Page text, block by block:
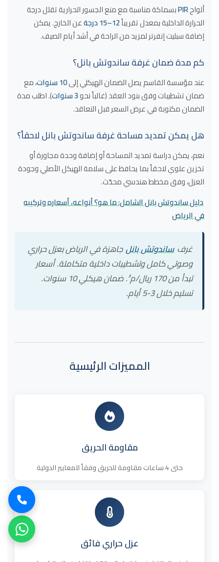
ألواحPIRبسماكة مناسبة مع منع الجسور الحرارية تقلل درجة
الحرارة الداخلية بمعدل تقريباً12–15 درجة
عن الخارج. يمكن
إضافة سبليت إنفرتر لمزيد من الراحة في أشد أيام الصيف.
كم مدة ضمان غرفة ساندوتش بانل؟
عند مؤسسة القاسم يصل الضمان الهيكلي إلى10 سنوات
، مع
ضمان تشطيبات وفق بنود العقد (غالباً نحو3 سنوات
). اطلب مدة
الضمان مكتوبة في عرض السعر قبل التعاقد.
هل يمكن تمديد مساحة غرفة ساندوتش بانل لاحقاً؟
نعم، يمكن دراسة تمديد المساحة أو إضافة وحدة مجاورة أو
تخزين علوي لاحقاً بما يحافظ على سلامة الهيكل الأصلي وجودة
العزل، وفق مخطط هندسي محدّث.
دليل ساندوتش بانل الشامل: ما هو؟ أنواعه، أسعاره وتركيبه
في الرياض
غرف ساندوتش بانلجاهزة في الرياض بعزل حراري
وصوتي كامل وتشطيبات داخلية متكاملة. أسعار
تبدأ من 170 ريال/م². ضمان هيكلي 10 سنوات.
تسليم خلال 3-5 أيام.
المميزات الرئيسية
مقاومة الحريق
حتى 4 ساعات مقاومة للحريق وفقاً للمعايير الدولية
عزل حراري فائق